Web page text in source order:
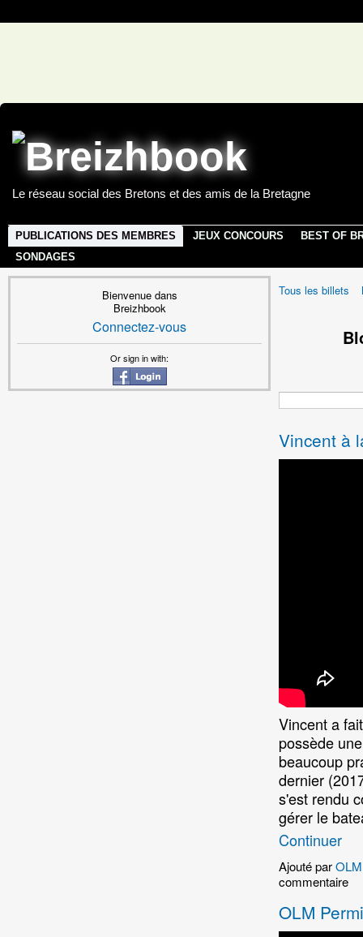
Le réseau social des Bretons et des amis de la Bretagne
PUBLICATIONS DES MEMBRES JEUX CONCOURS
BEST OF
SONDAGES
Bienvenue dans
Breizhbook
Connectez-vous
Or sign in with:
Tous les billets
Vincent à
Vincent a
possède
beaucoup
dernier
s'est rendu
gérer le
Continuer
Ajouté par
commentaire
OLM